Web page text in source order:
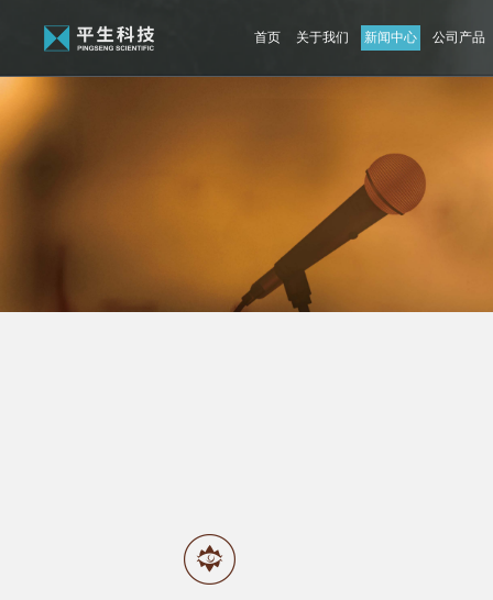
首页 关于我们 新闻中心 公司产品